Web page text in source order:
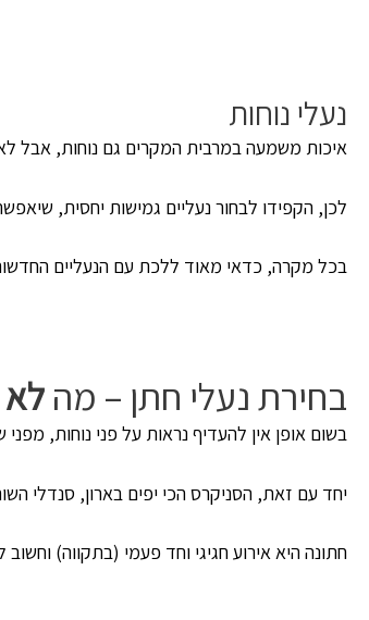
נעלי נוחות
איכות משמעה במרבית המקרים גם נוחות, אבל
לכן, הקפידו לבחור נעליים גמישות יחסית,
בכל מקרה, כדאי מאוד ללכת עם הנעליים
בחירת נעלי חתן – מהלא
בשום אופן אין להעדיף נראות על פני נוחות,
יחד עם זאת, הסניקרס הכי יפים בארון, סנדלי
חתונה היא אירוע חגיגי וחד פעמי (בתקווה)